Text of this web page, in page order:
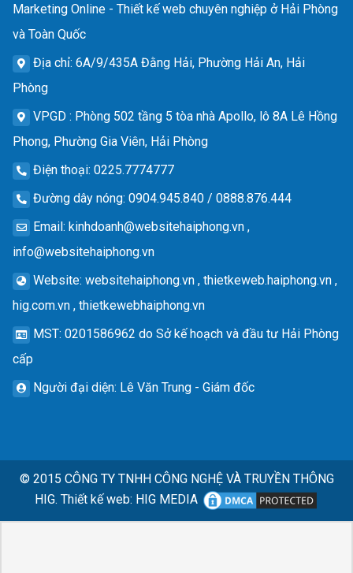
Marketing Online - Thiết kế web chuyên nghiệp ở Hải Phòng
và Toàn Quốc
Địa chỉ: 6A/9/435A Đằng Hải, Phường Hải An, Hải
Phòng
VPGD : Phòng 502 tầng 5 tòa nhà Apollo, lô 8A Lê Hồng
Phong, Phường Gia Viên, Hải Phòng
Điện thoại: 0225.7774777
Đường dây nóng: 0904.945.840 / 0888.876.444
Email: kinhdoanh@websitehaiphong.vn ,
info@websitehaiphong.vn
Website: websitehaiphong.vn , thietkeweb.haiphong.vn ,
hig.com.vn , thietkewebhaiphong.vn
MST: 0201586962 do Sở kế hoạch và đầu tư Hải Phòng
cấp
Người đại diện: Lê Văn Trung - Giám đốc
© 2015 CÔNG TY TNHH CÔNG NGHỆ VÀ TRUYỀN THÔNG
HIG. Thiết kế web: HIG MEDIA